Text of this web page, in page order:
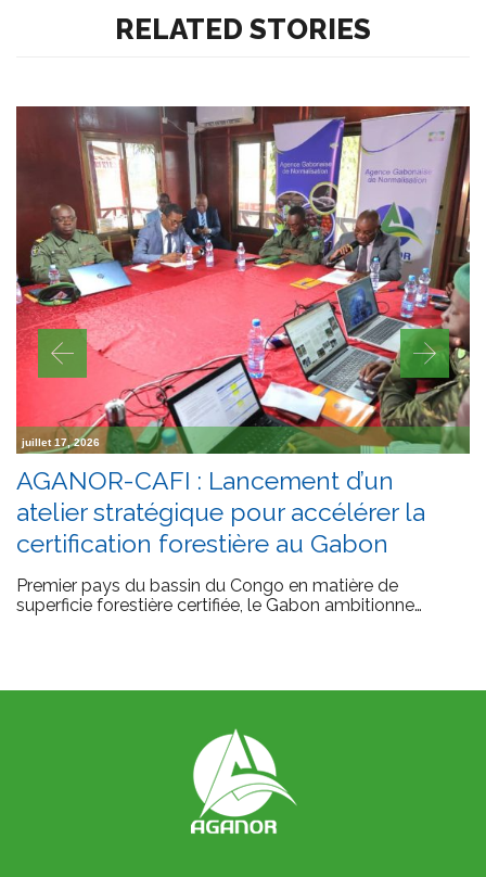
RELATED STORIES
juillet 17, 2026
AGANOR-CAFI : Lancement d’un
atelier stratégique pour accélérer la
certification forestière au Gabon
Premier pays du bassin du Congo en matière de
superficie forestière certifiée, le Gabon ambitionne…